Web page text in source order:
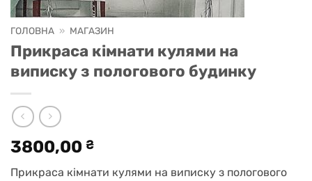
ГОЛОВНА » МАГАЗИН
Прикраса кімнати кулями на
виписку з пологового будинку
3800,00 ₴
Прикраса кімнати кулями на виписку з пологового